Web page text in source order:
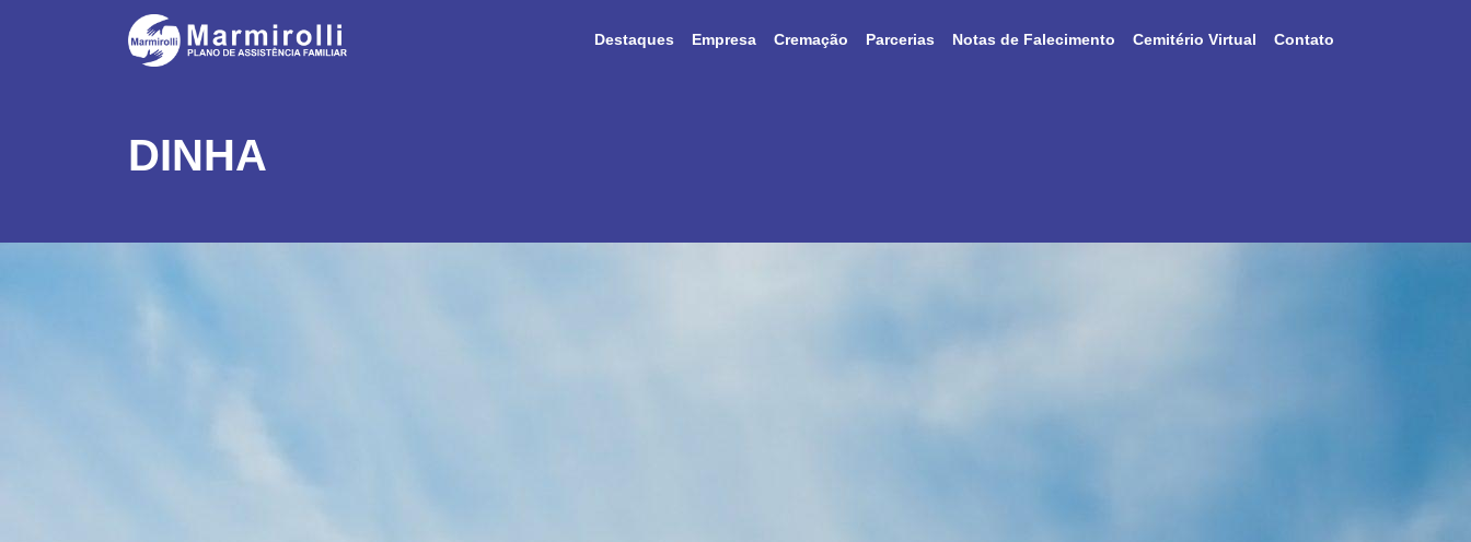
Destaques Empresa Cremação Parcerias Notas de Falecimento Cemitério Virtual Contato
DINHA